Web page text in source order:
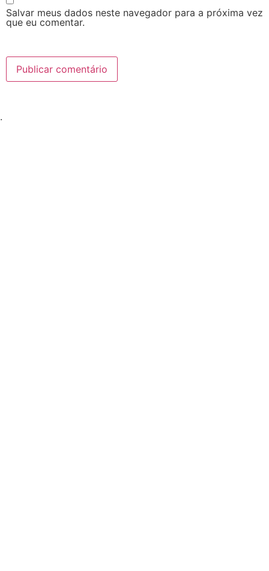
Salvar meus dados neste navegador para a próxima vez
que eu comentar.
.